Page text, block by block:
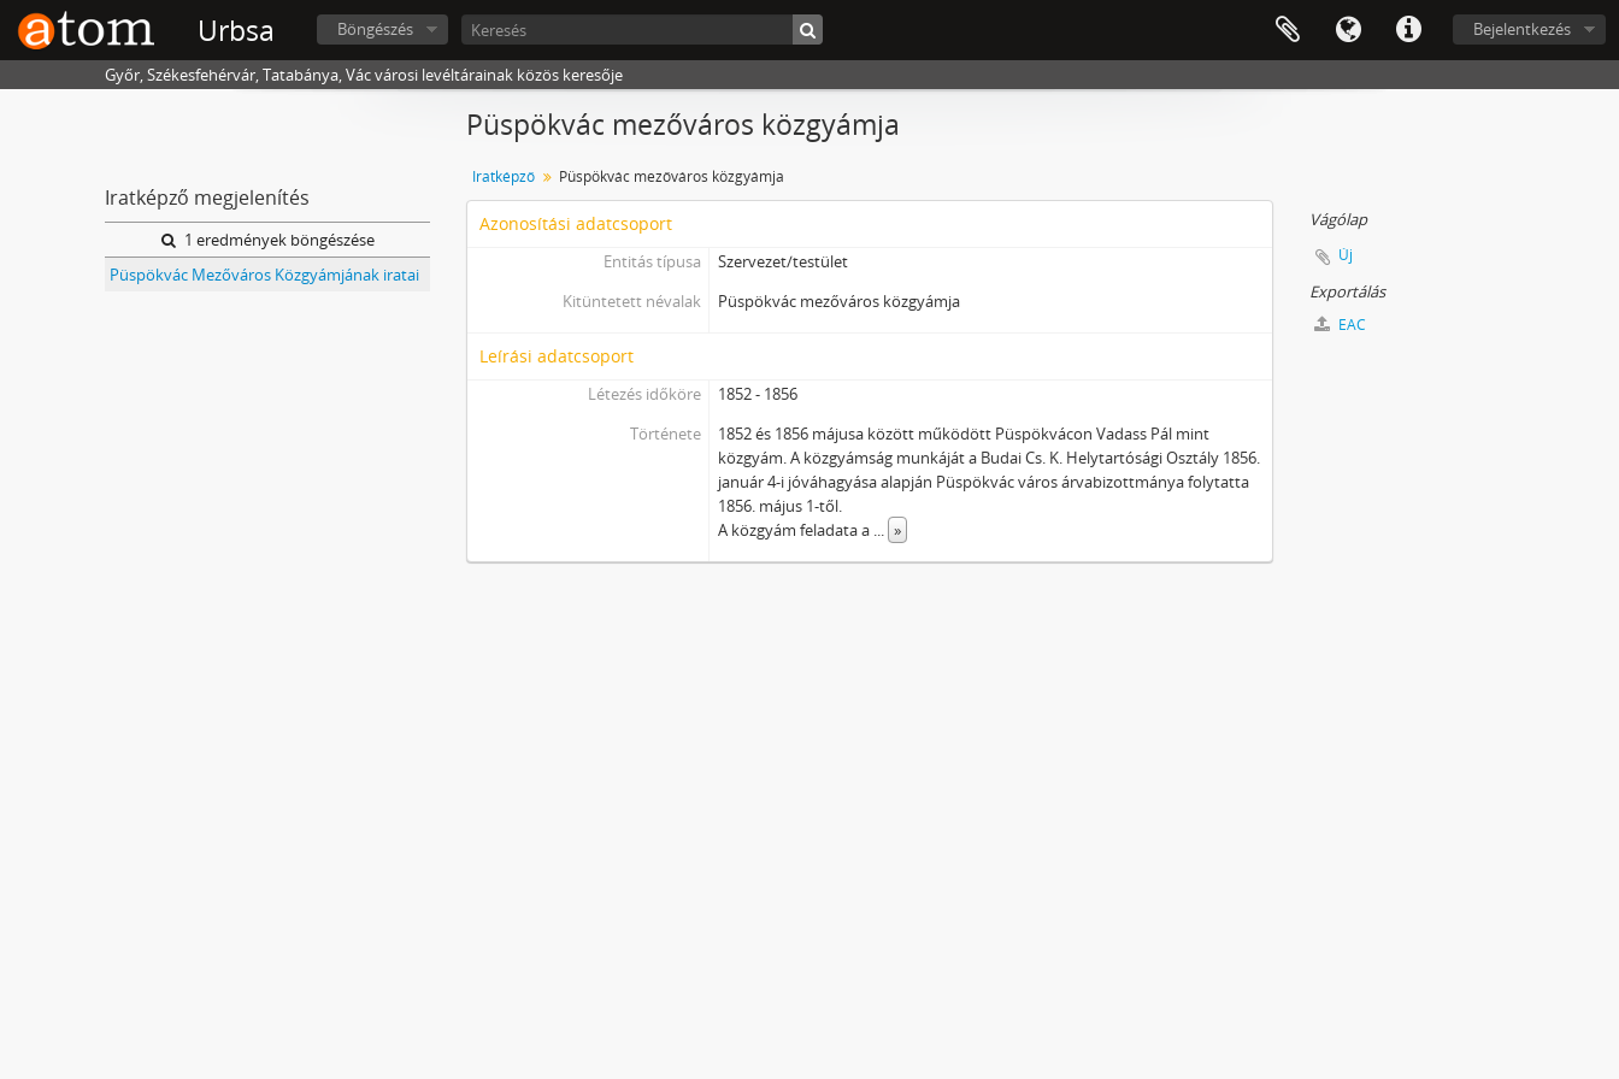
Urbsa Bejelentkezés
Böngészés
Győr, Székesfehérvár, Tatabánya, Vác városi levéltárainak közös keresője
Iratképző megjelenítés
1 eredmények böngészése
Püspökvác Mezőváros Közgyámjának iratai
Püspökvác mezőváros közgyámja
Iratképző Püspökvác mezőváros közgyámja
Azonosítási adatcsoport
Entitás típusa
Szervezet/testület
Kitüntetett névalak
Püspökvác mezőváros közgyámja
Leírási adatcsoport
Létezés időköre
1852 - 1856
Története
1852 és 1856 májusa között működött Püspökvácon Vadass Pál mint
közgyám. A közgyámság munkáját a Budai Cs. K. Helytartósági Osztály 1856.
január 4-i jóváhagyása alapján Püspökvác város árvabizottmánya folytatta
1856. május 1-től.
A közgyám feladata a ... »
Vágólap
Új
Exportálás
EAC